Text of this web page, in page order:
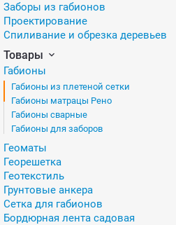
Заборы из габионов
Проектирование
Спиливание и обрезка деревьев
Товары
Габионы
Габионы из плетеной сетки
Габионы матрацы Рено
Габионы сварные
Габионы для заборов
Геоматы
Георешетка
Геотекстиль
Грунтовые анкера
Сетка для габионов
Бордюрная лента садовая